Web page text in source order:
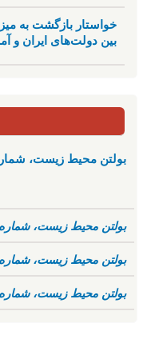
خواستار بازگشت به میز
بین دولت‌های ایران و
بولتن محیط زیست، شماره ۷۹
بولتن محیط زیست، شماره ۷۸
بولتن محیط زیست، شماره ۷۷
بولتن محیط زیست، شماره ۷۶